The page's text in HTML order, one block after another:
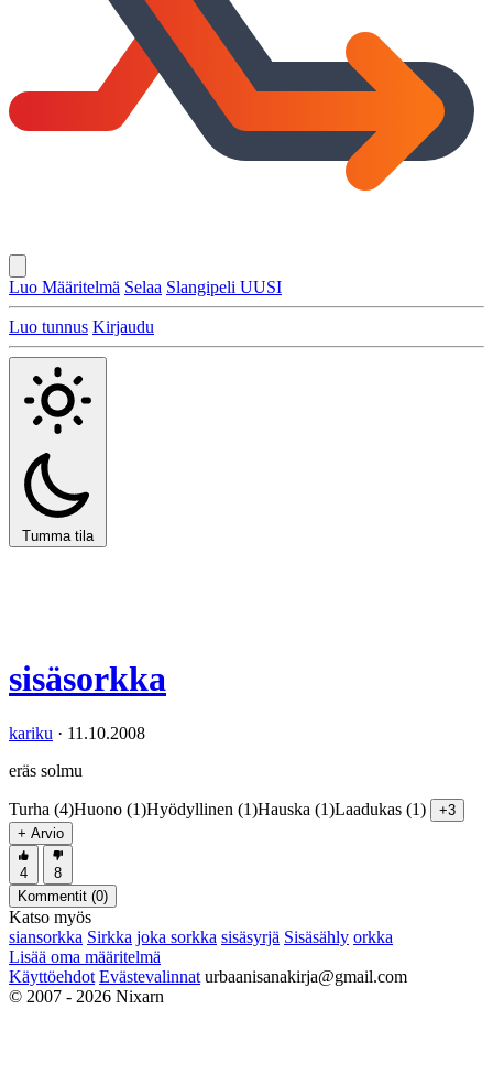
Luo Määritelmä Selaa Slangipeli UUSI
Luo tunnus Kirjaudu
Tumma tila
sisäsorkka
kariku · 11.10.2008
eräs solmu
Turha (4)Huono (1)Hyödyllinen (1)Hauska (1)Laadukas (1)
+3
+ Arvio
4
8
Kommentit (0)
Katso myös
siansorkka Sirkka joka sorkka sisäsyrjä Sisäsähly orkka
Lisää oma määritelmä
Käyttöehdot Evästevalinnat urbaanisanakirja@gmail.com
© 2007 - 2026 Nixarn